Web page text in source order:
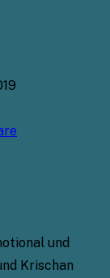
und
Krischan